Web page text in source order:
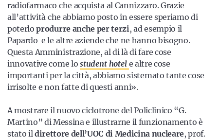
radiofarmaco che acquista al Cannizzaro. Grazie
all’attività che abbiamo posto in essere speriamo di
poterlo produrre anche per terzi, ad esempio il
Papardo e le altre aziende che ne hanno bisogno.
Questa Amministrazione, al di là di fare cose
innovative come lo student hotel e altre cose
importanti per la città, abbiamo sistemato tante cose
irrisolte e non fatte di questi anni».
A mostrare il nuovo ciclotrone del Policlinico “G.
Martino” di Messina e illustrarne il funzionamento è
stato ildirettore dell’UOC di Medicina nucleare, prof.